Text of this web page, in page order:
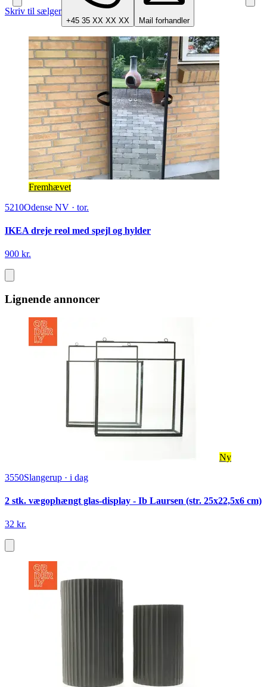
Skriv til sælger
+45 35 XX XX XX Mail forhandler
Fremhævet
5210Odense NV · tor.
IKEA dreje reol med spejl og hylder
900 kr.
Lignende annoncer
Ny
3550Slangerup · i dag
2 stk. vægophængt glas-display - Ib Laursen (str. 25x22,5x6 cm)
32 kr.